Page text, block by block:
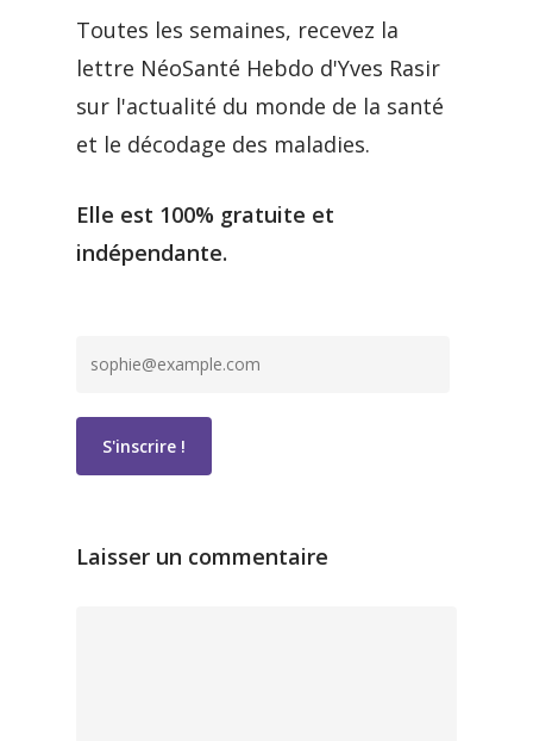
Toutes les semaines, recevez la
lettre NéoSanté Hebdo d'Yves Rasir
sur l'actualité du monde de la santé
et le décodage des maladies.
Elle est 100% gratuite et
indépendante.
Laisser un commentaire